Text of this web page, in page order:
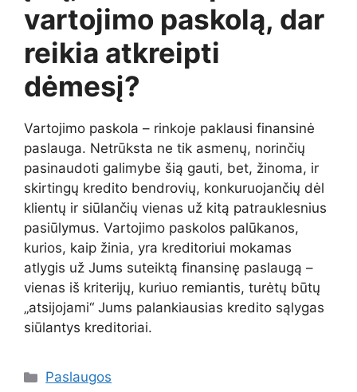
vartojimo paskolą, dar
reikia atkreipti
dėmesį?
Vartojimo paskola – rinkoje paklausi finansinė
paslauga. Netrūksta ne tik asmenų, norinčių
pasinaudoti galimybe šią gauti, bet, žinoma, ir
skirtingų kredito bendrovių, konkuruojančių dėl
klientų ir siūlančių vienas už kitą patrauklesnius
pasiūlymus. Vartojimo paskolos palūkanos,
kurios, kaip žinia, yra kreditoriui mokamas
atlygis už Jums suteiktą finansinę paslaugą –
vienas iš kriterijų, kuriuo remiantis, turėtų būtų
„atsijojami“ Jums palankiausias kredito sąlygas
siūlantys kreditoriai.
Kategorijos
Paslaugos